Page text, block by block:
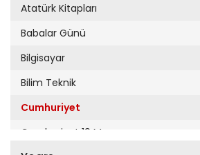
Atatürk Kitapları
Babalar Günü
Bilgisayar
Bilim Teknik
Cumhuriyet
Cumhuriyet 19 Mayıs